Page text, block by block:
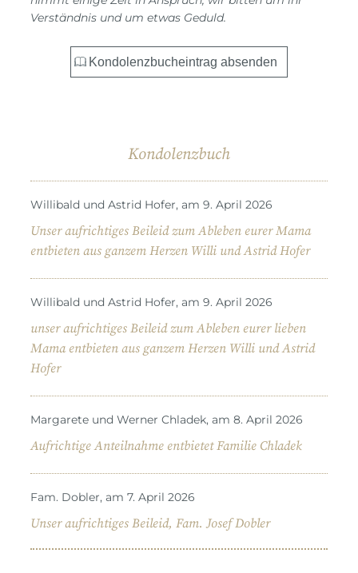
Verständnis und um etwas Geduld.
Kondolenzbuch
Willibald und Astrid Hofer, am 9. April 2026
Unser aufrichtiges Beileid zum Ableben eurer Mama
entbieten aus ganzem Herzen Willi und Astrid Hofer
Willibald und Astrid Hofer, am 9. April 2026
unser aufrichtiges Beileid zum Ableben eurer lieben
Mama entbieten aus ganzem Herzen Willi und Astrid
Hofer
Margarete und Werner Chladek, am 8. April 2026
Aufrichtige Anteilnahme entbietet Familie Chladek
Fam. Dobler, am 7. April 2026
Unser aufrichtiges Beileid, Fam. Josef Dobler